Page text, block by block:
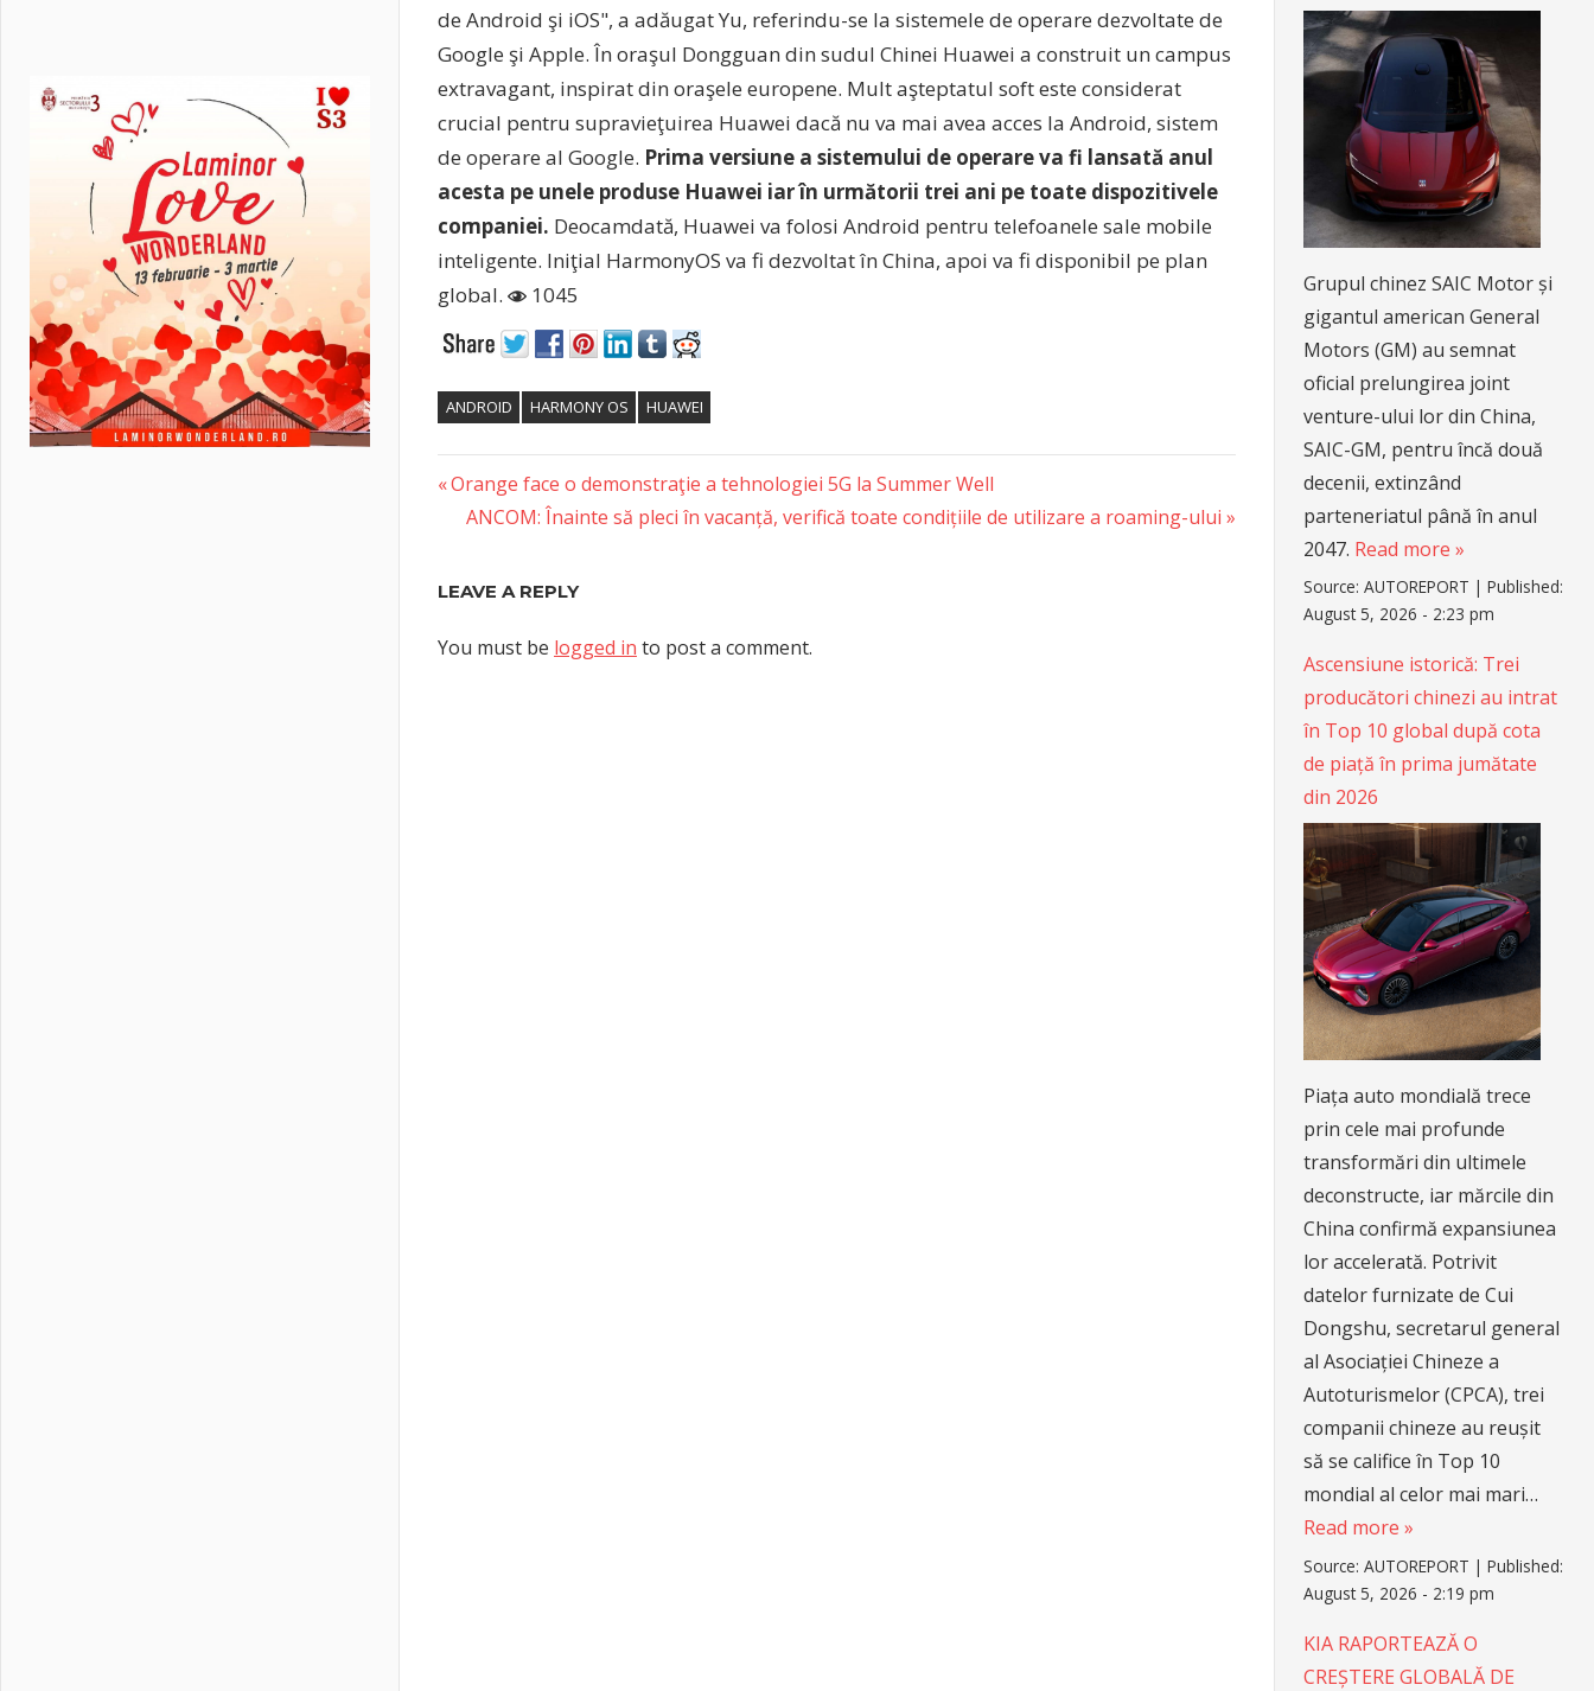
de Android şi iOS", a adăugat Yu, referindu-se la sistemele de operare dezvoltate de
Google şi Apple. În oraşul Dongguan din sudul Chinei Huawei a construit un campus
extravagant, inspirat din oraşele europene. Mult aşteptatul soft este considerat
crucial pentru supravieţuirea Huawei dacă nu va mai avea acces la Android, sistem
de operare al Google. Prima versiune a sistemului de operare va fi lansată anul
acesta pe unele produse Huawei iar în următorii trei ani pe toate dispozitivele
companiei. Deocamdată, Huawei va folosi Android pentru telefoanele sale mobile
inteligente. Iniţial HarmonyOS va fi dezvoltat în China, apoi va fi disponibil pe plan
global.
1045
ANDROID HARMONY OS HUAWEI
Post
Previous
Post:
Orange face o demonstraţie a tehnologiei 5G la Summer Well
Next
ANCOM: Înainte să pleci în vacanță, verifică toate condițiile de utilizare a roaming-ului
LEAVE A REPLY
You must be logged in to post a comment.
Grupul chinez SAIC Motor și
gigantul american General
Motors (GM) au semnat
oficial prelungirea joint
venture-ului lor din China,
SAIC-GM, pentru încă două
decenii, extinzând
parteneriatul până în anul
2047. Read more »
Source:AUTOREPORT |Published:
August 5, 2026 - 2:23 pm
Ascensiune istorică: Trei
producători chinezi au intrat
în Top 10 global după cota
de piață în prima jumătate
din 2026
Piața auto mondială trece
prin cele mai profunde
transformări din ultimele
deconstructe, iar mărcile din
China confirmă expansiunea
lor accelerată. Potrivit
datelor furnizate de Cui
Dongshu, secretarul general
al Asociației Chineze a
Autoturismelor (CPCA), trei
companii chineze au reușit
să se califice în Top 10
mondial al celor mai mari…
Read more »
Source:AUTOREPORT |Published:
August 5, 2026 - 2:19 pm
KIA RAPORTEAZĂ O
CREȘTERE GLOBALĂ DE